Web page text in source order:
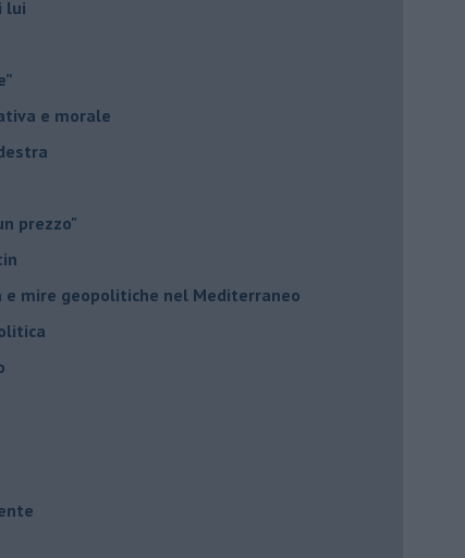
lui
e morale
prezzo"
mire geopolitiche nel Mediterraneo